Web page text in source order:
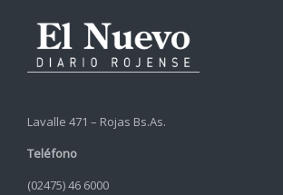
Lavalle 471 – Rojas Bs.As.
Teléfono
(02475) 46 6000